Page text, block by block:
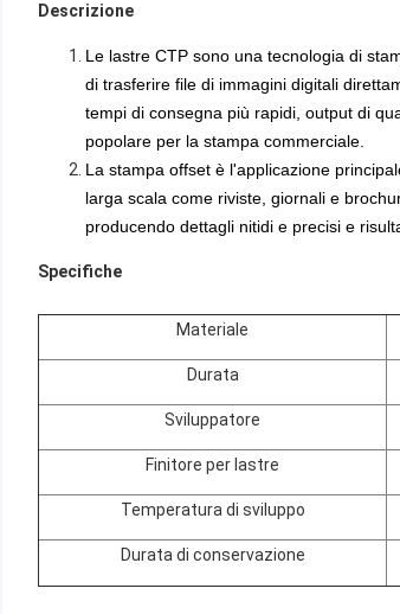
Descrizione
Le lastre CTP sono una tecnologia di
di trasferire file di immagini digitali
tempi di consegna più rapidi, output di
popolare per la stampa commerciale.
La stampa offset è l'applicazione
larga scala come riviste, giornali e
producendo dettagli nitidi e precisi e
Specifiche
Materiale
Durata
Sviluppatore
Finitore per lastre
Temperatura di sviluppo
Durata di conservazione